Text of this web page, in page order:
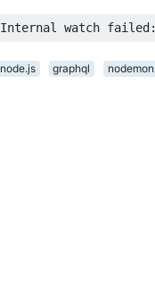
Internal watch failed:
node.js graphql nodemon